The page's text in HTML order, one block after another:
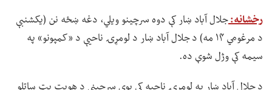
رخشانه:جلال آباد ښار کې دوه سرچینو ویلي، دغه ښځه نن (یکشنبې
د مرغومي ۱۴ مه) د جلال آباد ښار د لومړۍ ناحیې د «کمپونو» په
سیمه کې وژل شوې ده.